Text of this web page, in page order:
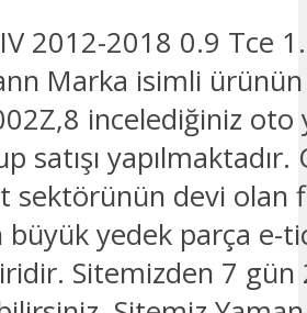
2012-2018 0.9 Tce
Marka isimli
incelediğiniz oto
satışı
sektörünün devi olan
büyük yedek parça e-
Sitemizden 7 gün